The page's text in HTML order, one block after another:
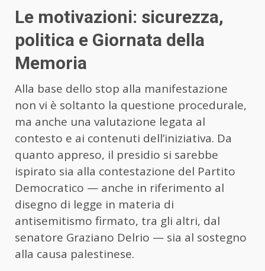
Le motivazioni: sicurezza,
politica e Giornata della
Memoria
Alla base dello stop alla manifestazione
non vi è soltanto la questione procedurale,
ma anche una valutazione legata al
contesto e ai contenuti dell’iniziativa. Da
quanto appreso, il presidio si sarebbe
ispirato sia alla contestazione del Partito
Democratico — anche in riferimento al
disegno di legge in materia di
antisemitismo firmato, tra gli altri, dal
senatore Graziano Delrio — sia al sostegno
alla causa palestinese.